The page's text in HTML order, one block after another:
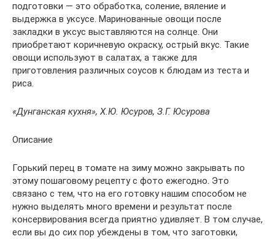
подготовки — это обработка, соление, вяление и
выдержка в уксусе. Маринованные овощи после
закладки в уксус выставляются на солнце. Они
приобретают коричневую окраску, острый вкус. Такие
овощи используют в салатах, а также для
приготовления различных соусов к блюдам из теста и
риса.
«Дунганская кухня», Х.Ю. Юсуров, З.Г. Юсурова
Описание
Горький перец в томате на зиму можно закрывать по
этому пошаговому рецепту с фото ежегодно. Это
связано с тем, что на его готовку нашим способом не
нужно выделять много времени и результат после
консервирования всегда приятно удивляет. В том случае,
если вы до сих пор убеждены в том, что заготовки,